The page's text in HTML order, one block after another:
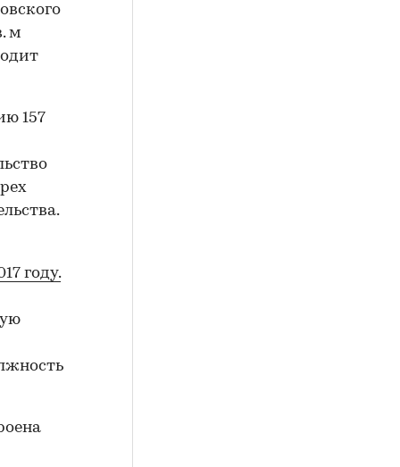
м
157
году.